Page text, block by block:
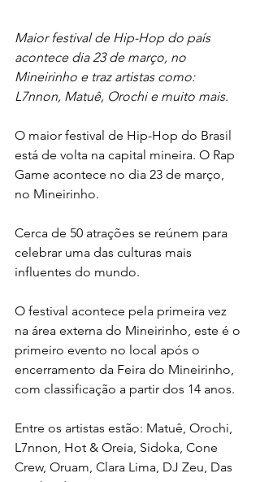
Maior festival de Hip-Hop do país
acontece dia 23 de março, no
Mineirinho e traz artistas como:
L7nnon, Matuê, Orochi e muito mais.
O maior festival de Hip-Hop do Brasil
está de volta na capital mineira. O Rap
Game acontece no dia 23 de março,
no Mineirinho.
Cerca de 50 atrações se reúnem para
celebrar uma das culturas mais
influentes do mundo.
O festival acontece pela primeira vez
na área externa do Mineirinho, este é o
primeiro evento no local após o
encerramento da Feira do Mineirinho,
com classificação a partir dos 14 anos.
Entre os artistas estão: Matuê, Orochi,
L7nnon, Hot & Oreia, Sidoka, Cone
Crew, Oruam, Clara Lima, DJ Zeu, Das